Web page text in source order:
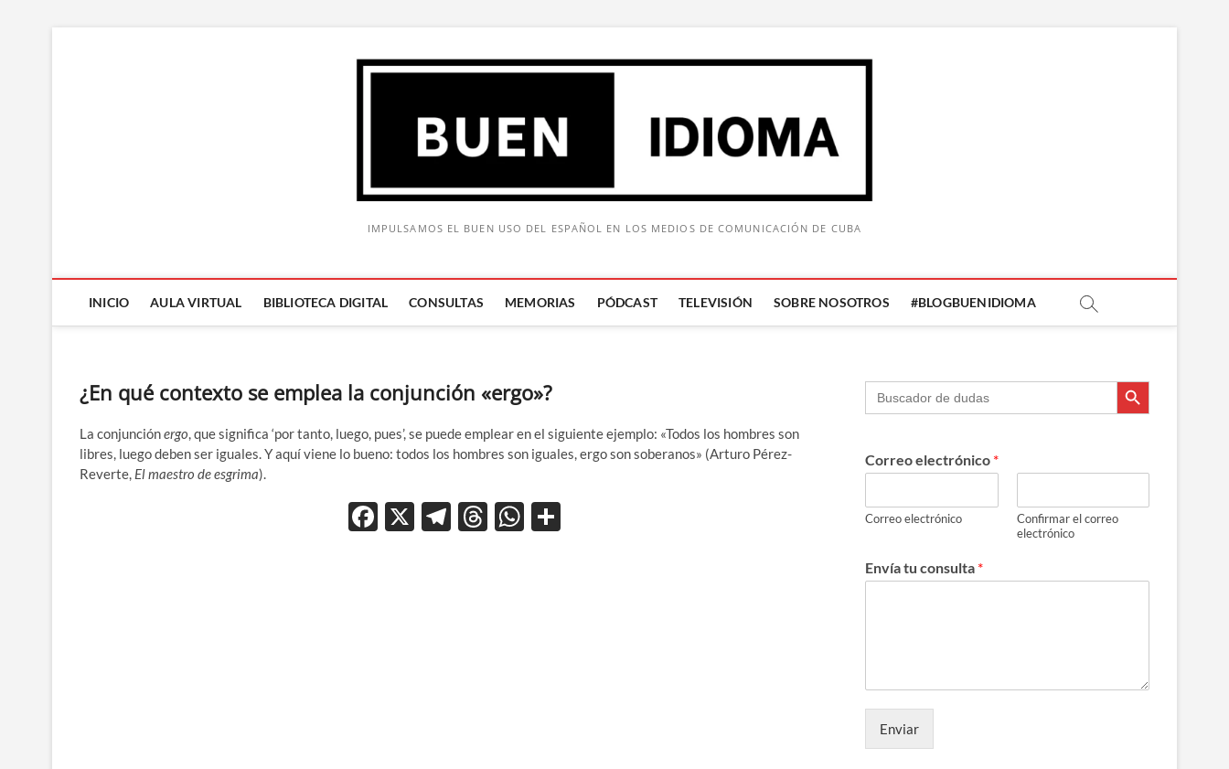
IMPULSAMOS EL BUEN USO DEL ESPAÑOL EN LOS MEDIOS DE COMUNICACIÓN DE CUBA
INICIO AULA VIRTUAL BIBLIOTECA DIGITAL CONSULTAS MEMORIAS PÓDCAST TELEVISIÓN SOBRE NOSOTROS #BLOGBUENIDIOMA
Buscar: Botón de búsqueda
¿En qué contexto se emplea la conjunción «ergo»?
La conjunciónergo, que significa ‘por tanto, luego, pues’, se puede emplear en el siguiente ejemplo: «Todos los hombres son
libres, luego deben ser iguales. Y aquí viene lo bueno: todos los hombres son iguales, ergo son soberanos» (Arturo Pérez-
Reverte, El maestro de esgrima).
F
X T T W
Buscar: Botón de búsqueda
Correo electrónico *
Correo electrónico
Confirmar el correo
electrónico
Envía tu consulta *
Enviar